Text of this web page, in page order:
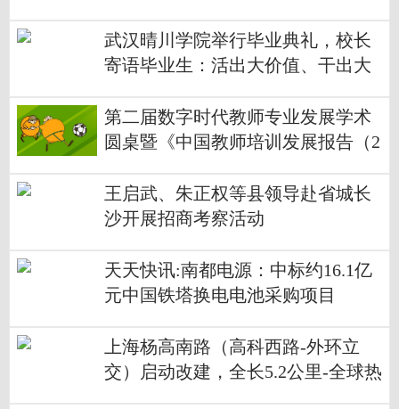
武汉晴川学院举行毕业典礼，校长
寄语毕业生：活出大价值、干出大
第二届数字时代教师专业发展学术
圆桌暨《中国教师培训发展报告（2
行
王启武、朱正权等县领导赴省城长
沙开展招商考察活动
天天快讯:南都电源：中标约16.1亿
元中国铁塔换电电池采购项目
上海杨高南路（高科西路-外环立
交）启动改建，全长5.2公里-全球热